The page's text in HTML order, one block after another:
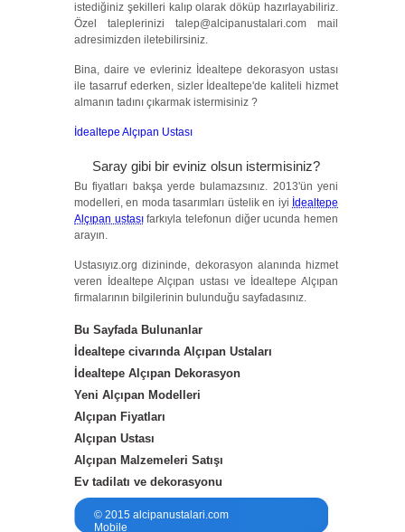
istediğiniz şekilleri kalıp olarak döküp hazırlayabiliriz.
Özel taleplerinizi talep@alcipanustalari.com mail
adresimizden iletebilirsiniz.
Bina, daire ve evleriniz İdealtepe dekorasyon ustası
ile tasarruf ederken, sizler İdealtepe'de kaliteli hizmet
almanın tadını çıkarmak istermisiniz ?
İdealtepe Alçıpan Ustası
Saray gibi bir eviniz olsun istermisiniz?
Bu fiyatları bakşa yerde bulamazsınız. 2013'ün yeni
modelleri, en moda tasarımları üstelik en iyi İdealtepe
Alçıpan ustasıfarkıyla telefonun diğer ucunda hemen
arayın.
Ustasıyız.org dizininde, dekorasyon alanında hizmet
veren İdealtepe Alçıpan ustası ve İdealtepe Alçıpan
firmalarının bilgilerinin bulunduğu sayfadasınız.
Bu Sayfada Bulunanlar
İdealtepe civarında Alçıpan Ustaları
İdealtepe Alçıpan Dekorasyon
Yeni Alçıpan Modelleri
Alçıpan Fiyatları
Alçıpan Ustası
Alçıpan Malzemeleri Satışı
Ev tadilatı ve dekorasyonu
© 2015 alcipanustalari.com
Mobile